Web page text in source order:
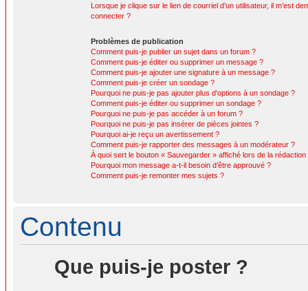
Lorsque je clique sur le lien de courriel d’un utilisateur, il m’est
connecter ?
Problèmes de publication
Comment puis-je publier un sujet dans un forum ?
Comment puis-je éditer ou supprimer un message ?
Comment puis-je ajouter une signature à un message ?
Comment puis-je créer un sondage ?
Pourquoi ne puis-je pas ajouter plus d’options à un sondage ?
Comment puis-je éditer ou supprimer un sondage ?
Pourquoi ne puis-je pas accéder à un forum ?
Pourquoi ne puis-je pas insérer de pièces jointes ?
Pourquoi ai-je reçu un avertissement ?
Comment puis-je rapporter des messages à un modérateur ?
À quoi sert le bouton « Sauvegarder » affiché lors de la rédaction
Pourquoi mon message a-t-il besoin d’être approuvé ?
Comment puis-je remonter mes sujets ?
Contenu
Que puis-je poster ?